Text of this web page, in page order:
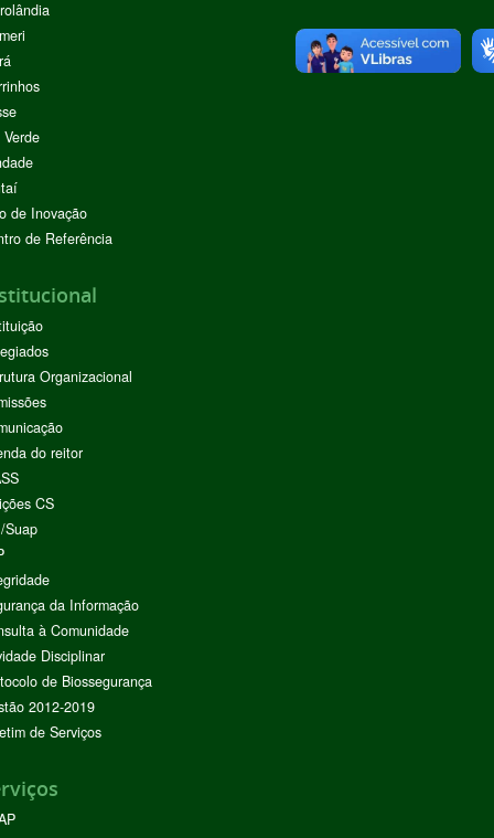
de Inovação
de Referência
Organizacional
do reitor
CS
Suap
da Informação
à Comunidade
Disciplinar
de Biossegurança
2012-2019
de Serviços